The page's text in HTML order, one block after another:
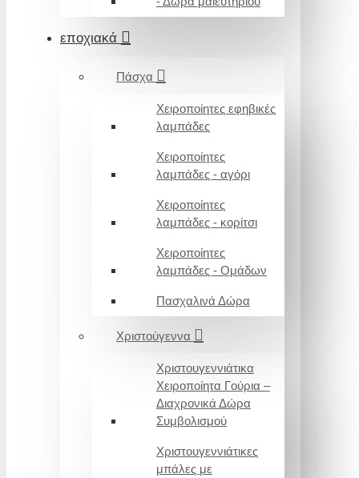
εποχιακά
Πάσχα
Χειροποίητες εφηβικές
λαμπάδες
Χειροποίητες
λαμπάδες - αγόρι
Χειροποίητες
λαμπάδες - κορίτσι
Χειροποίητες
λαμπάδες - Ομάδων
Πασχαλινά Δώρα
Χριστούγεννα
Χριστουγεννιάτικα
Χειροποίητα Γούρια –
Διαχρονικά Δώρα
Συμβολισμού
Χριστουγεννιάτικες
μπάλες με